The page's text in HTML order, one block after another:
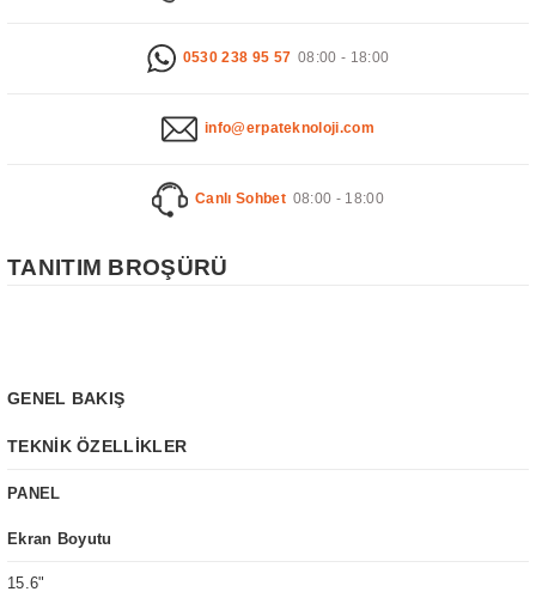
0530 238 95 57 08:00 - 18:00
info@erpateknoloji.com
Canlı Sohbet 08:00 - 18:00
TANITIM BROŞÜRÜ
GENEL BAKIŞ
TEKNİK ÖZELLİKLER
PANEL
Ekran Boyutu
15.6"